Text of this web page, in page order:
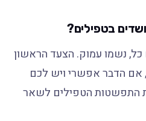
בטפילים?
נשמו עמוק. הצעד הראשון
הדבר אפשרי ויש לכם
התפשטות הטפילים לשאר